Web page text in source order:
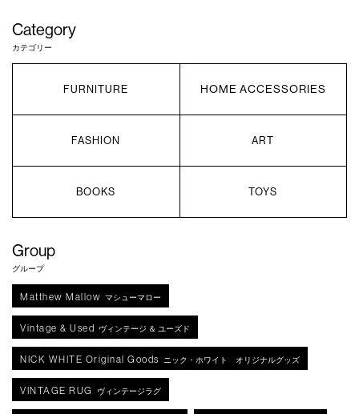
Category
カテゴリー
FURNITURE HOME ACCESSORIES
FASHION ART
BOOKS TOYS
Group
グループ
Matthew Mallow マシューマロー
Vintage & Used ヴィンテージ ＆ ユーズド
NICK WHITE Original Goods ニック・ホワイト オリジナルグッズ
VINTAGE RUG ヴィンテージラグ